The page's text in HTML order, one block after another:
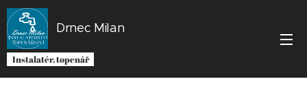
Drnec Milan
Instalatér, topenář